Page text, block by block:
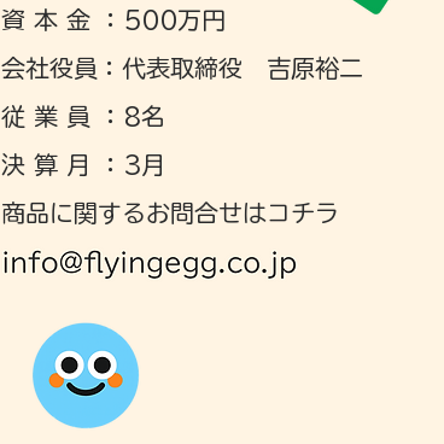
資 本 金 ：500万円
会社役員：代表取締役 吉原裕二
従 業 員 ：8名
決 算 月 ：3月
商品に関するお問合せはコチラ